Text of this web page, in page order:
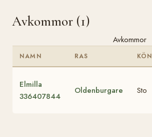
Avkommor (1)
Avkommor
NAMN RAS KÖN
Elmilla
336407844
Oldenburgare Sto